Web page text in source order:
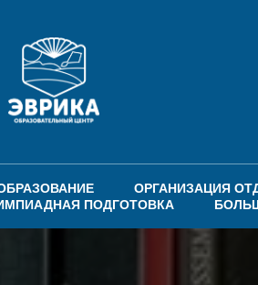
ОРГАНИЗАЦИЯ
ПОДГОТОВКА